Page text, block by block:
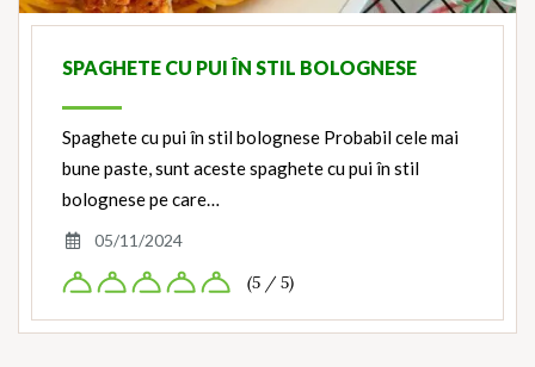
SPAGHETE CU PUI ÎN STIL BOLOGNESE
Spaghete cu pui în stil bolognese Probabil cele mai
bune paste, sunt aceste spaghete cu pui în stil
bolognese pe care…
05/11/2024
(5 / 5)